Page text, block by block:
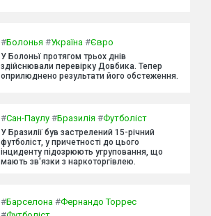
#Болонья #Україна #Євро
У Болоньї протягом трьох днів
здійснювали перевірку Довбика. Тепер
оприлюднено результати його обстеження.
#Сан-Паулу #Бразилія #Футболіст
У Бразилії був застрелений 15-річний
футболіст, у причетності до цього
інциденту підозрюють угруповання, що
мають зв'язки з наркоторгівлею.
#Барселона #Фернандо Торрес